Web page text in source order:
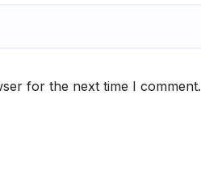
for the next time I comment.